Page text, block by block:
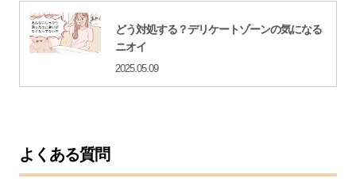
どう対処する？デリケートゾーンの気になる
ニオイ
2025.05.09
よくある質問